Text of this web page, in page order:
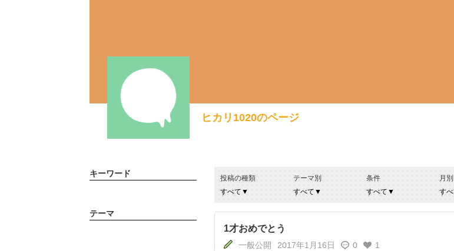
ヒカリ1020のページ
投稿の種類 テーマ別 条件 月別
1才おめでとう
一般公開 2017年1月16日 0 1
キーワード
テーマ